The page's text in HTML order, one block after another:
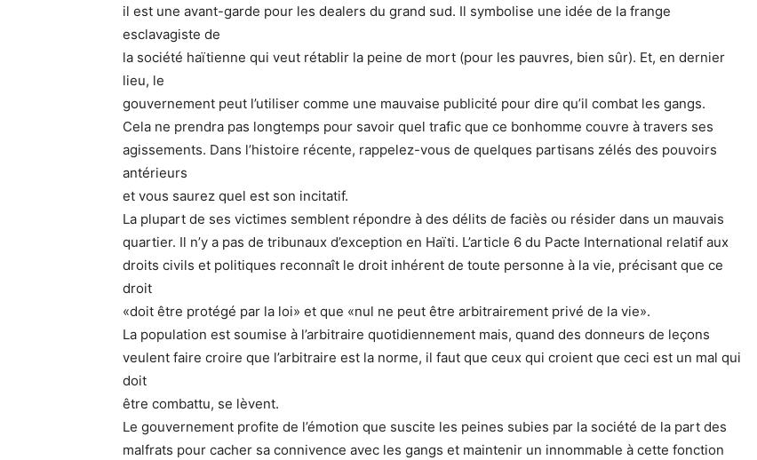
il est une avant-garde pour les dealers du grand sud. Il symbolise une idée de la frange
esclavagiste de
la société haïtienne qui veut rétablir la peine de mort (pour les pauvres, bien sûr). Et, en dernier
lieu, le
gouvernement peut l’utiliser comme une mauvaise publicité pour dire qu’il combat les gangs.
Cela ne prendra pas longtemps pour savoir quel trafic que ce bonhomme couvre à travers ses
agissements. Dans l’histoire récente, rappelez-vous de quelques partisans zélés des pouvoirs
antérieurs
et vous saurez quel est son incitatif.
La plupart de ses victimes semblent répondre à des délits de faciès ou résider dans un mauvais
quartier. Il n’y a pas de tribunaux d’exception en Haïti. L’article 6 du Pacte International relatif aux
droits civils et politiques reconnaît le droit inhérent de toute personne à la vie, précisant que ce
droit
«doit être protégé par la loi» et que «nul ne peut être arbitrairement privé de la vie».
La population est soumise à l’arbitraire quotidiennement mais, quand des donneurs de leçons
veulent faire croire que l’arbitraire est la norme, il faut que ceux qui croient que ceci est un mal qui
doit
être combattu, se lèvent.
Le gouvernement profite de l’émotion que suscite les peines subies par la société de la part des
malfrats pour cacher sa connivence avec les gangs et maintenir un innommable à cette fonction